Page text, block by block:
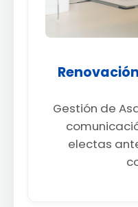
Gestión de
electas